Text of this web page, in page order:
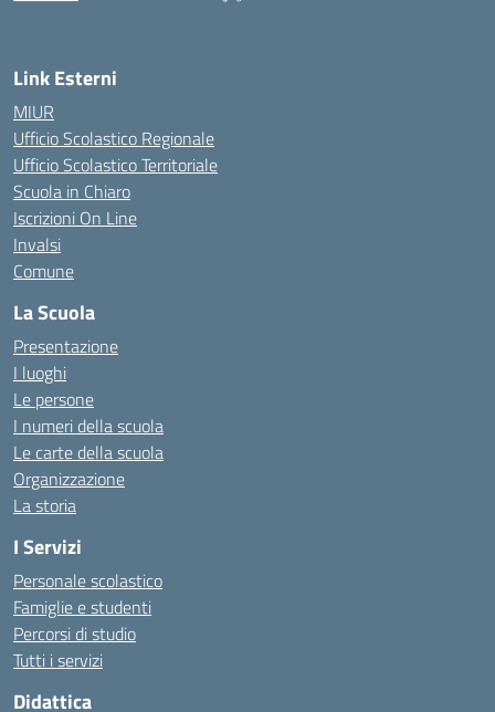
Link Esterni
MIUR
Ufficio Scolastico Regionale
Ufficio Scolastico Territoriale
Scuola in Chiaro
Iscrizioni On Line
Invalsi
Comune
La Scuola
Presentazione
I luoghi
Le persone
I numeri della scuola
Le carte della scuola
Organizzazione
La storia
I Servizi
Personale scolastico
Famiglie e studenti
Percorsi di studio
Tutti i servizi
Didattica